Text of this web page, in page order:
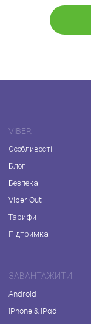
VIBER
Особливості
Блог
Безпека
Viber Out
Тарифи
Підтримка
ЗАВАНТАЖИТИ
Android
iPhone & iPad